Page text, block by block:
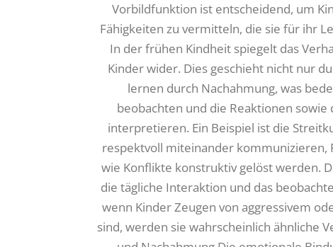
Vorbildfunktion ist entscheidend, um
Fähigkeiten zu vermitteln, die sie für ihr
In der frühen Kindheit spiegelt das
Kinder wider. Dies geschieht nicht nur
lernen durch Nachahmung, was
beobachten und die Reaktionen
interpretieren. Ein Beispiel ist die
respektvoll miteinander kommunizieren,
wie Konflikte konstruktiv gelöst werden.
die tägliche Interaktion und das
wenn Kinder Zeugen von aggressivem
sind, werden sie wahrscheinlich ähnliche